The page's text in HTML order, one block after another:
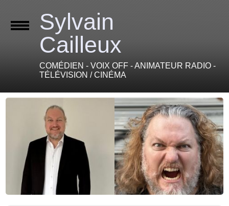
Sylvain
Cailleux
COMÉDIEN - VOIX OFF - ANIMATEUR RADIO -
TÉLÉVISION / CINÉMA